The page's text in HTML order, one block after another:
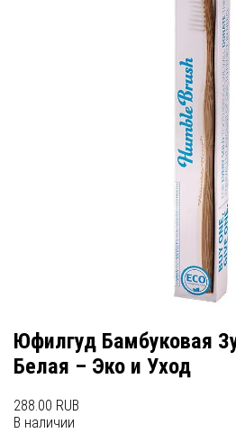
Юфилгуд Бамбуковая
Белая – Эко и Уход
288.00 RUB
В наличии